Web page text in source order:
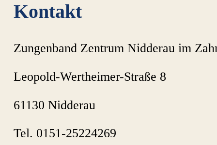
Kontakt
Zungenband Zentrum Nidderau im
Leopold-Wertheimer-Straße 8
61130 Nidderau
Tel. 0151-25224269